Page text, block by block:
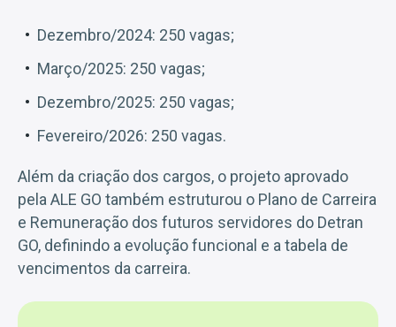
Dezembro/2024: 250 vagas;
Março/2025: 250 vagas;
Dezembro/2025: 250 vagas;
Fevereiro/2026: 250 vagas.
Além da criação dos cargos, o projeto aprovado
pela ALE GO também estruturou o Plano de Carreira
e Remuneração dos futuros servidores do Detran
GO, definindo a evolução funcional e a tabela de
vencimentos da carreira.